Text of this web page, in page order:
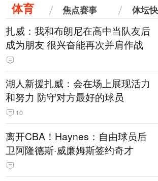
体育 焦点赛事 体坛
扎威：我和布朗尼在高中当队友后
成为朋友 很兴奋能再次并肩作战
湖人新援扎威：会在场上展现活力
和努力 防守对方最好的球员
10
离开CBA！Haynes：自由球员后
卫阿隆德斯·威廉姆斯签约奇才